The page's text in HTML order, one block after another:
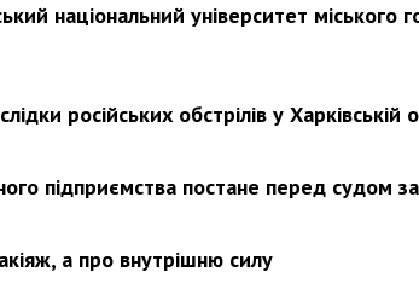
національний університет міського
російських обстрілів у Харківській
підприємства постане перед судом
а про внутрішню силу